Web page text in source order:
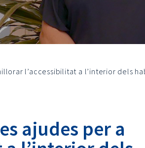
l’accessibilitat a l’interior dels
ajudes per a